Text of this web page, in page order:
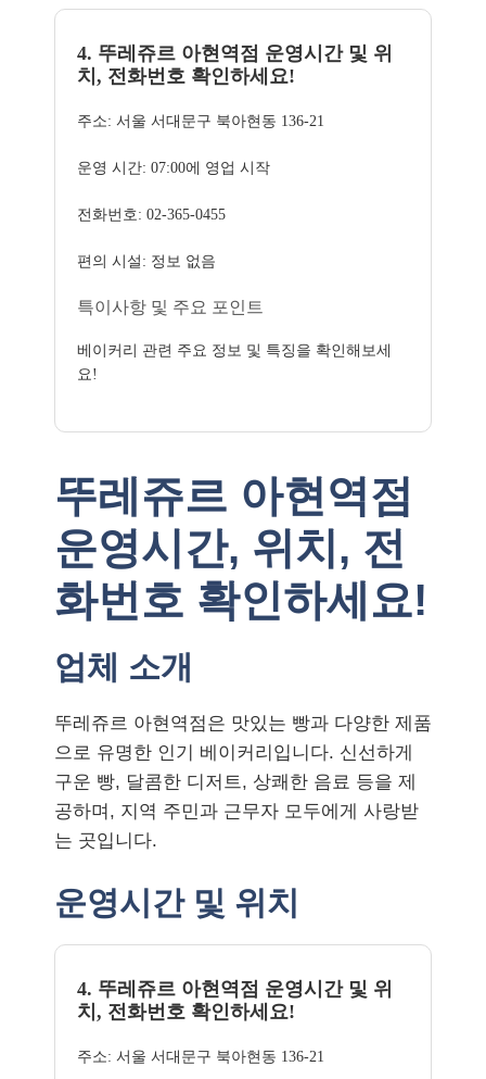
4. 뚜레쥬르 아현역점 운영시간 및 위
치, 전화번호 확인하세요!
주소: 서울 서대문구 북아현동 136-21
운영 시간: 07:00에 영업 시작
전화번호: 02-365-0455
편의 시설: 정보 없음
특이사항 및 주요 포인트
베이커리 관련 주요 정보 및 특징을 확인해보세
요!
뚜레쥬르 아현역점
운영시간, 위치, 전
화번호 확인하세요!
업체 소개
뚜레쥬르 아현역점은 맛있는 빵과 다양한 제품
으로 유명한 인기 베이커리입니다. 신선하게
구운 빵, 달콤한 디저트, 상쾌한 음료 등을 제
공하며, 지역 주민과 근무자 모두에게 사랑받
는 곳입니다.
운영시간 및 위치
4. 뚜레쥬르 아현역점 운영시간 및 위
치, 전화번호 확인하세요!
주소: 서울 서대문구 북아현동 136-21